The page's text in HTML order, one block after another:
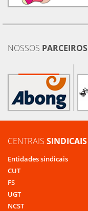
NOSSOS PARCEIROS
CENTRAIS SINDICAIS
Entidades sindicais
CUT
FS
UGT
NCST